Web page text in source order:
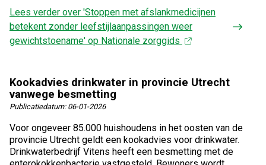
Lees verder over 'Stoppen met afslankmedicijnen
betekent zonder leefstijlaanpassingen weer
gewichtstoename' op Nationale zorggids
Kookadvies drinkwater in provincie Utrecht
vanwege besmetting
Publicatiedatum: 06-01-2026
Voor ongeveer 85.000 huishoudens in het oosten van de
provincie Utrecht geldt een kookadvies voor drinkwater.
Drinkwaterbedrijf Vitens heeft een besmetting met de